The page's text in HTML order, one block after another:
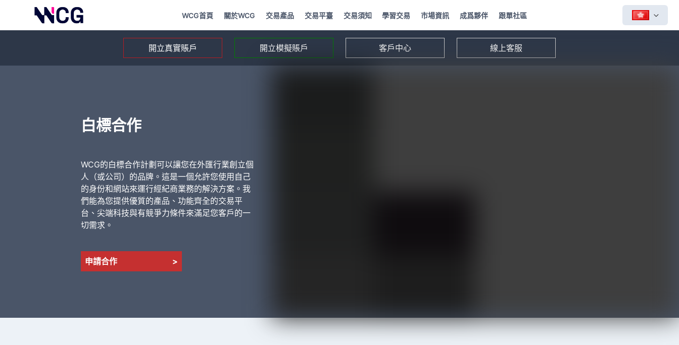
WCG首頁 關於WCG 交易產品 交易平臺 交易須知 學習交易 市場資訊 成爲夥伴 跟單社區
開立真實賬戶 開立模擬賬戶 客戶中心 線上客服
白標合作
WCG的白標合作計劃可以讓您在外匯行業創立個
人（或公司）的品牌。這是一個允許您使用自己
的身份和網站來運行經紀商業務的解決方案。我
們能為您提供優質的產品、功能齊全的交易平
台、尖端科技與有競爭力條件來滿足您客戶的一
切需求。
申請合作 >